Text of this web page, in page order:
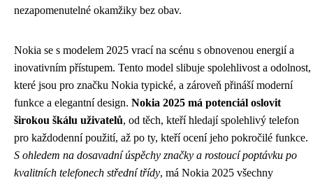
nezapomenutelné okamžiky bez obav.
Nokia se s modelem 2025 vrací na scénu s obnovenou energií a
inovativním přístupem. Tento model slibuje spolehlivost a odolnost,
které jsou pro značku Nokia typické, a zároveň přináší moderní
funkce a elegantní design. Nokia 2025 má potenciál oslovit
širokou škálu uživatelů, od těch, kteří hledají spolehlivý telefon
pro každodenní použití, až po ty, kteří ocení jeho pokročilé funkce.
S ohledem na dosavadní úspěchy značky a rostoucí poptávku po
kvalitních telefonech střední třídy, má Nokia 2025 všechny